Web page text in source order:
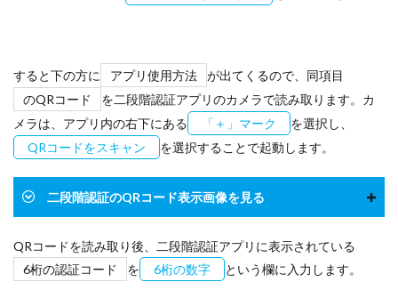
すると下の方に アプリ使用方法
が出てくるので、同項目
のQRコード
を二段階認証アプリのカメラで読み取ります。カ
メラは、アプリ内の右下にある
「＋」マーク
を選択し、
QRコードをスキャン
を選択することで起動します。
二段階認証のQRコード表示画像を見る
QRコードを読み取り後、二段階認証アプリに表示されている
6桁の認証コード
を 6桁の数字 という欄に入力します。